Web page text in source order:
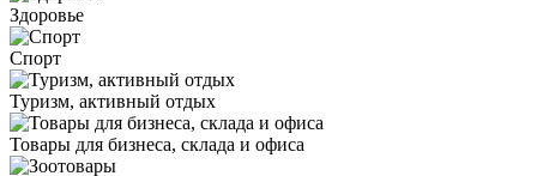
Здоровье
Спорт
Туризм, активный отдых
Товары для бизнеса, склада и офиса